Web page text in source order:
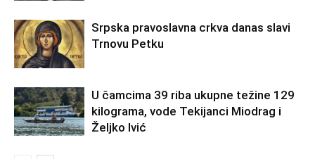
Srpska pravoslavna crkva danas slavi
Trnovu Petku
U čamcima 39 riba ukupne težine 129
kilograma, vode Tekijanci Miodrag i
Željko Ivić